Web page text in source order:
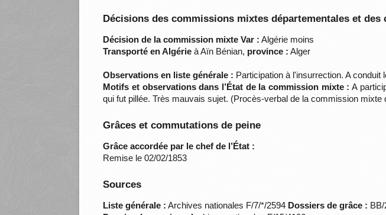
Décisions des commissions mixtes départementales et
Décision de la commission mixte Var : Algérie moins
Transporté en Algérie à Aïn Bénian, province : Alger
Observations en liste générale : Participation à l'insurrection. A
Motifs et observations dans l’État de la commission mixte : A
qui fut pillée. Très mauvais sujet. (Procès-verbal de la commission mixte
Grâces et commutations de peine
Grâce accordée par le chef de l’État :
Remise le 02/02/1853
Sources
Liste générale : Archives nationales F/7/*/2594 Dossiers de grâce :